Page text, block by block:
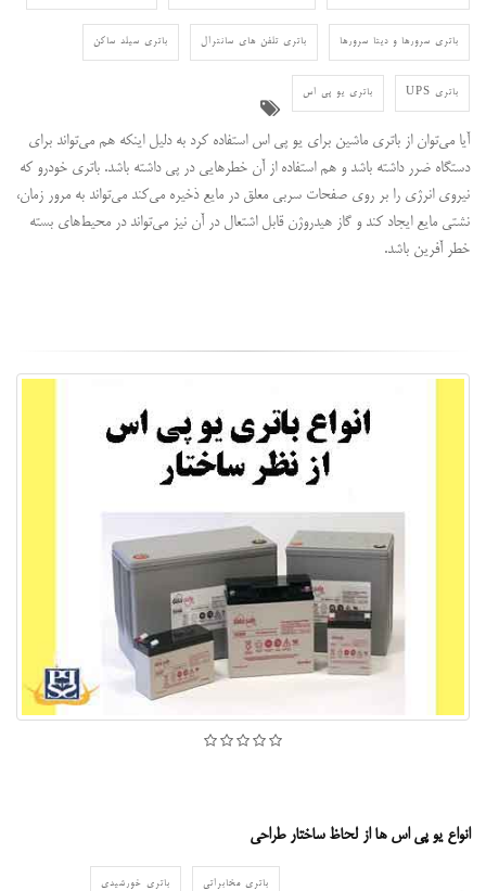
باتری سرورها و دیتا سرورها باتری تلفن های سانترال باتری سیلد ساکن
باتری UPS باتری یو پی اس
آیا می‌توان از باتری ماشین برای یو پی اس استفاده کرد به دلیل اینکه هم می‌تواند برای
دستگاه ضرر داشته باشد و هم استفاده از آن خطرهایی در پی داشته باشد. باتری خودرو که
نیروی انرژی را بر روی صفحات سربی معلق در مایع ذخیره می‌کند می‌تواند به مرور زمان،
نشتی مایع ایجاد کند و گاز هیدروژن قابل اشتعال در آن نیز می‌تواند در محیط‌های بسته
خطر آفرین باشد.
انواع یو پی اس ها از لحاظ ساختار طراحی
باتری مخابراتی باتری خورشیدی